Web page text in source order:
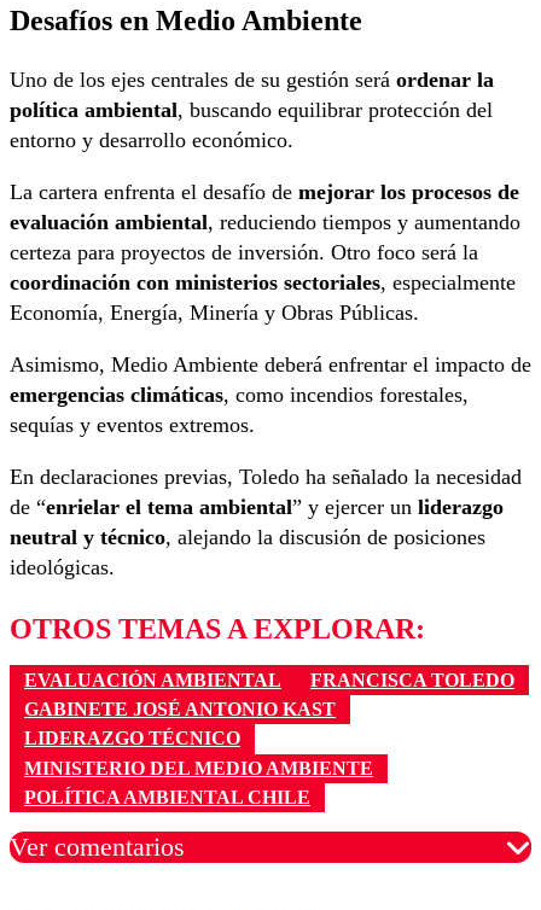
Desafíos en Medio Ambiente
Uno de los ejes centrales de su gestión será ordenar la
política ambiental, buscando equilibrar protección del
entorno y desarrollo económico.
La cartera enfrenta el desafío de mejorar los procesos de
evaluación ambiental, reduciendo tiempos y aumentando
certeza para proyectos de inversión. Otro foco será la
coordinación con ministerios sectoriales, especialmente
Economía, Energía, Minería y Obras Públicas.
Asimismo, Medio Ambiente deberá enfrentar el impacto de
emergencias climáticas, como incendios forestales,
sequías y eventos extremos.
En declaraciones previas, Toledo ha señalado la necesidad
de “enrielar el tema ambiental” y ejercer un liderazgo
neutral y técnico, alejando la discusión de posiciones
ideológicas.
OTROS TEMAS A EXPLORAR:
EVALUACIÓN AMBIENTAL
FRANCISCA TOLEDO
GABINETE JOSÉ ANTONIO KAST
LIDERAZGO TÉCNICO
MINISTERIO DEL MEDIO AMBIENTE
POLÍTICA AMBIENTAL CHILE
Ver comentarios